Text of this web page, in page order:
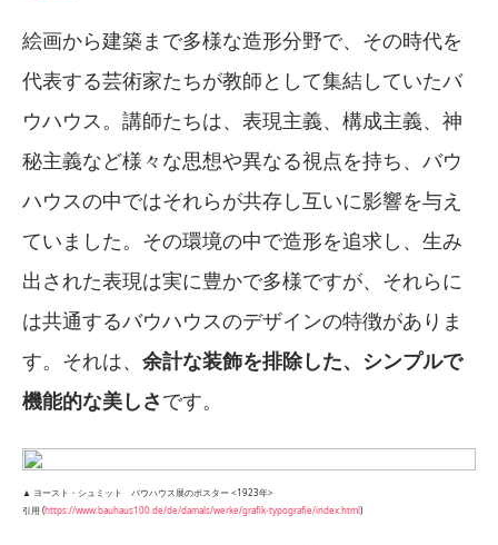
絵画から建築まで多様な造形分野で、その時代を
代表する芸術家たちが教師として集結していたバ
ウハウス。講師たちは、表現主義、構成主義、神
秘主義など様々な思想や異なる視点を持ち、バウ
ハウスの中ではそれらが共存し互いに影響を与え
ていました。その環境の中で造形を追求し、生み
出された表現は実に豊かで多様ですが、それらに
は共通するバウハウスのデザインの特徴がありま
す。それは、 余計な装飾を排除した、シンプルで
機能的な美しさです。
▲ ヨースト・シュミット バウハウス展のポスター <1923年>
引用 (https://www.bauhaus100.de/de/damals/werke/grafik-typografie/index.html)